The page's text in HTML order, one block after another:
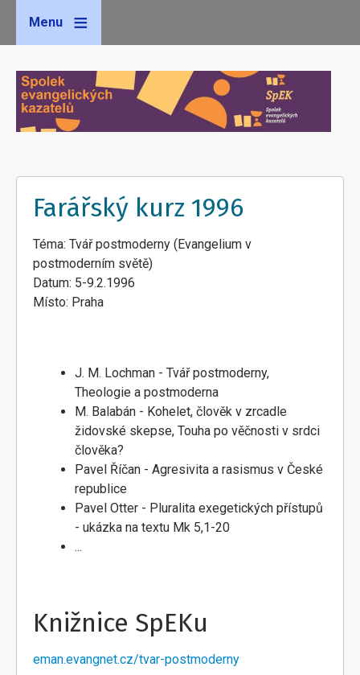
Menu
Farářský kurz 1996
Téma: Tvář postmoderny (Evangelium v
postmoderním světě)
Datum: 5-9.2.1996
Místo: Praha
J. M. Lochman - Tvář postmoderny,
Theologie a postmoderna
M. Balabán - Kohelet, člověk v zrcadle
židovské skepse, Touha po věčnosti v srdci
člověka?
Pavel Říčan - Agresivita a rasismus v České
republice
Pavel Otter - Pluralita exegetických přístupů
- ukázka na textu Mk 5,1-20
...
Knižnice SpEKu
eman.evangnet.cz/tvar-postmoderny